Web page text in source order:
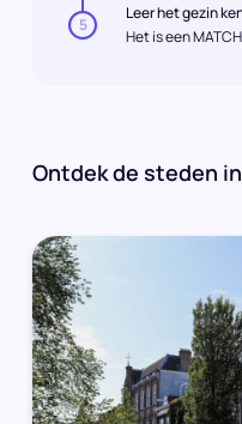
5
Leer het gezin
Het is een
Ontdek de steden